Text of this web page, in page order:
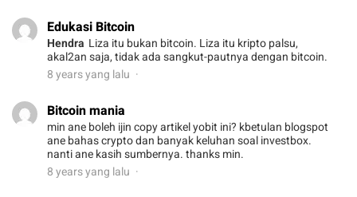
Edukasi Bitcoin
Hendra Liza itu bukan bitcoin. Liza itu kripto palsu,
akal2an saja, tidak ada sangkut-pautnya dengan bitcoin.
8 years yang lalu
Bitcoin mania
min ane boleh ijin copy artikel yobit ini? kbetulan blogspot
ane bahas crypto dan banyak keluhan soal investbox.
nanti ane kasih sumbernya. thanks min.
8 years yang lalu